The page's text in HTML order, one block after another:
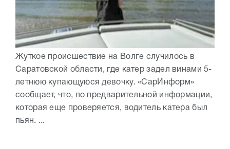
Жуткое происшествие на Волге случилось в
Саратовской области, где катер задел винами 5-
летнюю купающуюся девочку. «СарИнформ»
сообщает, что, по предварительной информации,
которая еще проверяется, водитель катера был
пьян. ...